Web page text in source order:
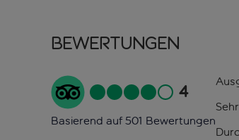
Bewertungen
4
Basierend auf 501 Bewertungen